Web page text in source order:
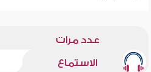
عدد مرات
الاستماع